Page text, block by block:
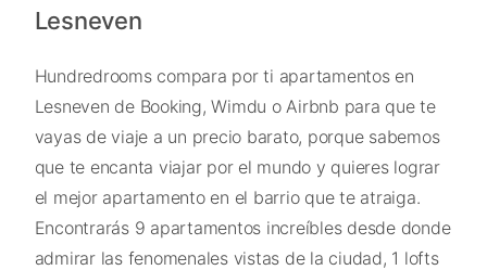
Lesneven
Hundredrooms compara por ti apartamentos en
Lesneven de Booking, Wimdu o Airbnb para que te
vayas de viaje a un precio barato, porque sabemos
que te encanta viajar por el mundo y quieres lograr
el mejor apartamento en el barrio que te atraiga.
Encontrarás 9 apartamentos increíbles desde donde
admirar las fenomenales vistas de la ciudad, 1 lofts